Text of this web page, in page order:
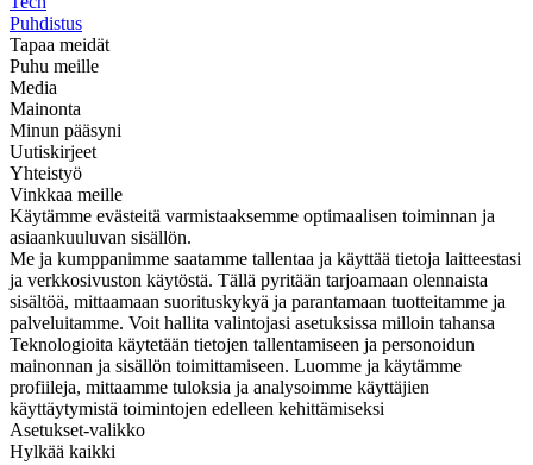
Puhdistus
Tapaa meidät
Puhu meille
Media
Mainonta
Minun pääsyni
Uutiskirjeet
Yhteistyö
Vinkkaa meille
Käytämme evästeitä varmistaaksemme optimaalisen toiminnan ja
asiaankuuluvan sisällön.
Me ja kumppanimme saatamme tallentaa ja käyttää tietoja laitteestasi
ja verkkosivuston käytöstä. Tällä pyritään tarjoamaan olennaista
sisältöä, mittaamaan suorituskykyä ja parantamaan tuotteitamme ja
palveluitamme. Voit hallita valintojasi asetuksissa milloin tahansa
Teknologioita käytetään tietojen tallentamiseen ja personoidun
mainonnan ja sisällön toimittamiseen. Luomme ja käytämme
profiileja, mittaamme tuloksia ja analysoimme käyttäjien
käyttäytymistä toimintojen edelleen kehittämiseksi
Asetukset-valikko
Hylkää kaikki